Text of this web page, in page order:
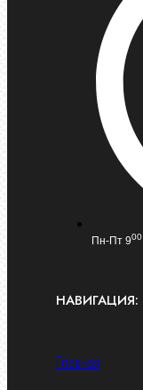
Пн-Пт 900
НАВИГАЦИЯ:
Главная